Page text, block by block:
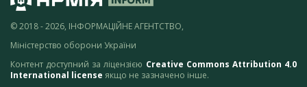
© 2018 - 2026, ІНФОРМАЦІЙНЕ АГЕНТСТВО,
Міністерство оборони України
Контент доступний за ліцензією Creative Commons Attribution 4.0
International license якщо не зазначено інше.